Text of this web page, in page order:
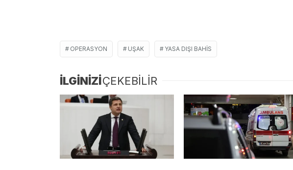
OPERASYON UŞAK YASA DIŞI BAHIS
İLGİNİZİÇEKEBİLİR